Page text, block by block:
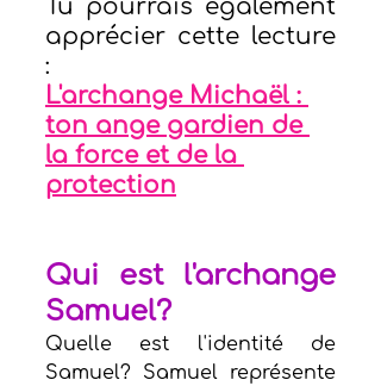
Tu pourrais également
apprécier cette lecture
:
L'archange Michaël :
ton ange gardien de
la force et de la
protection
Qui est l'archange
Samuel?
Quelle est l'identité de
Samuel? Samuel représente